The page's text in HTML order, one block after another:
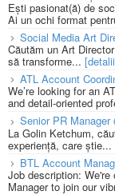
Ești pasionat(ă) de
Ai un ochi format
Social Media Art
Căutăm un Art
să transforme...
ATL Account
We’re looking for an
and detail-oriented
Senior PR
La Golin Ketchum,
experiență, care știe...
BTL Account
Job description:
Manager to join our